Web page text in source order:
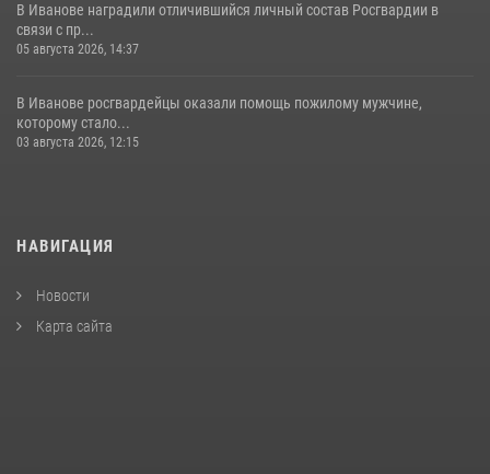
В Иванове наградили отличившийся личный состав Росгвардии в
связи с пр...
05 августа 2026, 14:37
В Иванове росгвардейцы оказали помощь пожилому мужчине,
которому стало...
03 августа 2026, 12:15
НАВИГАЦИЯ
Новости
Карта сайта